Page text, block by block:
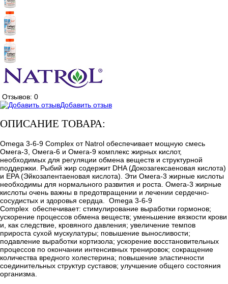
Отзывов: 0
Добавить отзыв
ОПИСАНИЕ ТОВАРА:
Omega 3-6-9 Complex от Natrol обеспечивает мощную смесь
Омега-3, Омега-6 и Омега-9 комплекс жирных кислот,
необходимых для регуляции обмена веществ и структурной
поддержки. Рыбий жир содержит DHA (Докозагексаеновая кислота)
и EPA (Эйкозапентаеновая кислота). Эти Омега-3 жирные кислоты
необходимы для нормального развития и роста. Омега-3 жирные
кислоты очень важны в предотвращении и лечении сердечно-
сосудистых и здоровья сердца. Omega 3-6-9
Complex обеспечивает: стимулирование выработки гормонов;
ускорение процессов обмена веществ; уменьшение вязкости крови
и, как следствие, кровяного давления; увеличение темпов
прироста сухой мускулатуры; повышение выносливости;
подавление выработки кортизола; ускорение восстановительных
процессов по окончании интенсивных тренировок; сокращение
количества вредного холестерина; повышение эластичности
соединительных структур суставов; улучшение общего состояния
организма.